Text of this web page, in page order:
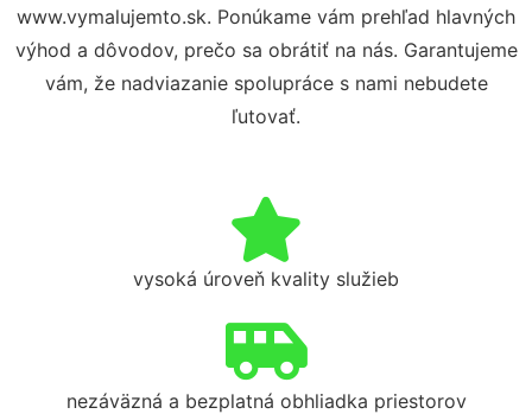
www.vymalujemto.sk. Ponúkame vám prehľad hlavných
výhod a dôvodov, prečo sa obrátiť na nás. Garantujeme
vám, že nadviazanie spolupráce s nami nebudete
ľutovať.
vysoká úroveň kvality služieb
nezáväzná a bezplatná obhliadka priestorov